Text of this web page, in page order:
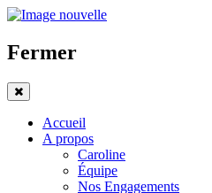
Fermer
Accueil
A propos
Caroline
Équipe
Nos Engagements